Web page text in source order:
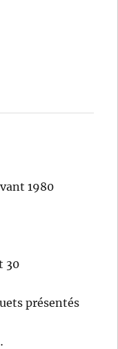
1980
30
présentés